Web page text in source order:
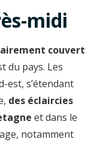
midi
couvert
du pays. Les
est, s’étendant
des éclaircies
et dans le
notamment